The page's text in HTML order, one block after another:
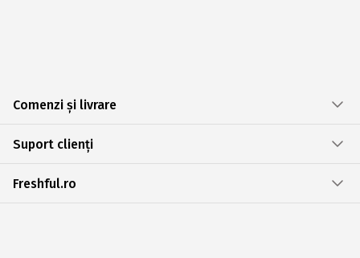
Comenzi și livrare
Suport clienți
Freshful.ro